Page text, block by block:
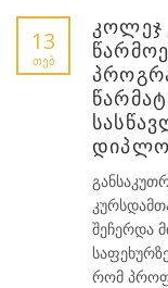
13
ᲗᲔᲑ
კოლეჯ
შეჩერდა
რომ